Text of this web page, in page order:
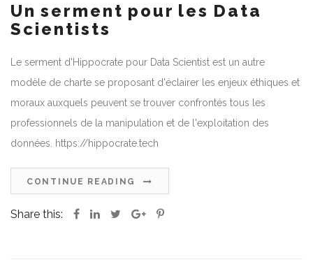
Un serment pour les Data
Scientists
Le serment d'Hippocrate pour Data Scientist est un autre
modèle de charte se proposant d'éclairer les enjeux éthiques et
moraux auxquels peuvent se trouver confrontés tous les
professionnels de la manipulation et de l'exploitation des
données. https://hippocrate.tech
CONTINUE READING
Share this: